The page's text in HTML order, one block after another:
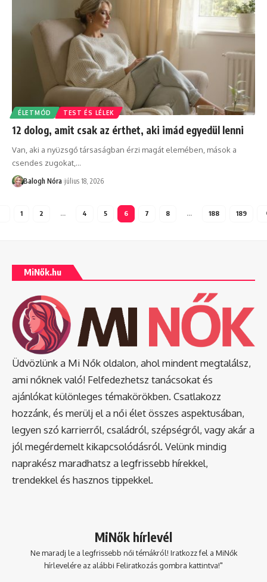
ÉLETMÓD TEST ÉS LÉLEK
12 dolog, amit csak az érthet, aki imád egyedül lenni
Van, aki a nyüzsgő társaságban érzi magát elemében, mások a
csendes zugokat, …
Balogh Nóra július 18, 2026
1 2 … 4 5 6 7 8 … 188 189
MiNők.hu
Üdvözlünk a Mi Nők oldalon, ahol mindent megtalálsz,
ami nőknek való! Felfedezhetsz tanácsokat és
ajánlókat különleges témakörökben. Csatlakozz
hozzánk, és merülj el a női élet összes aspektusában,
legyen szó karrierről, családról, szépségről, vagy akár a
jól megérdemelt kikapcsolódásról. Velünk mindig
naprakész maradhatsz a legfrissebb hírekkel,
trendekkel és hasznos tippekkel.
MiNők hírlevél
Ne maradj le a legfrissebb női témákról! Iratkozz fel a MiNők
hírlevelére az alábbi Feliratkozás gombra kattintva!"